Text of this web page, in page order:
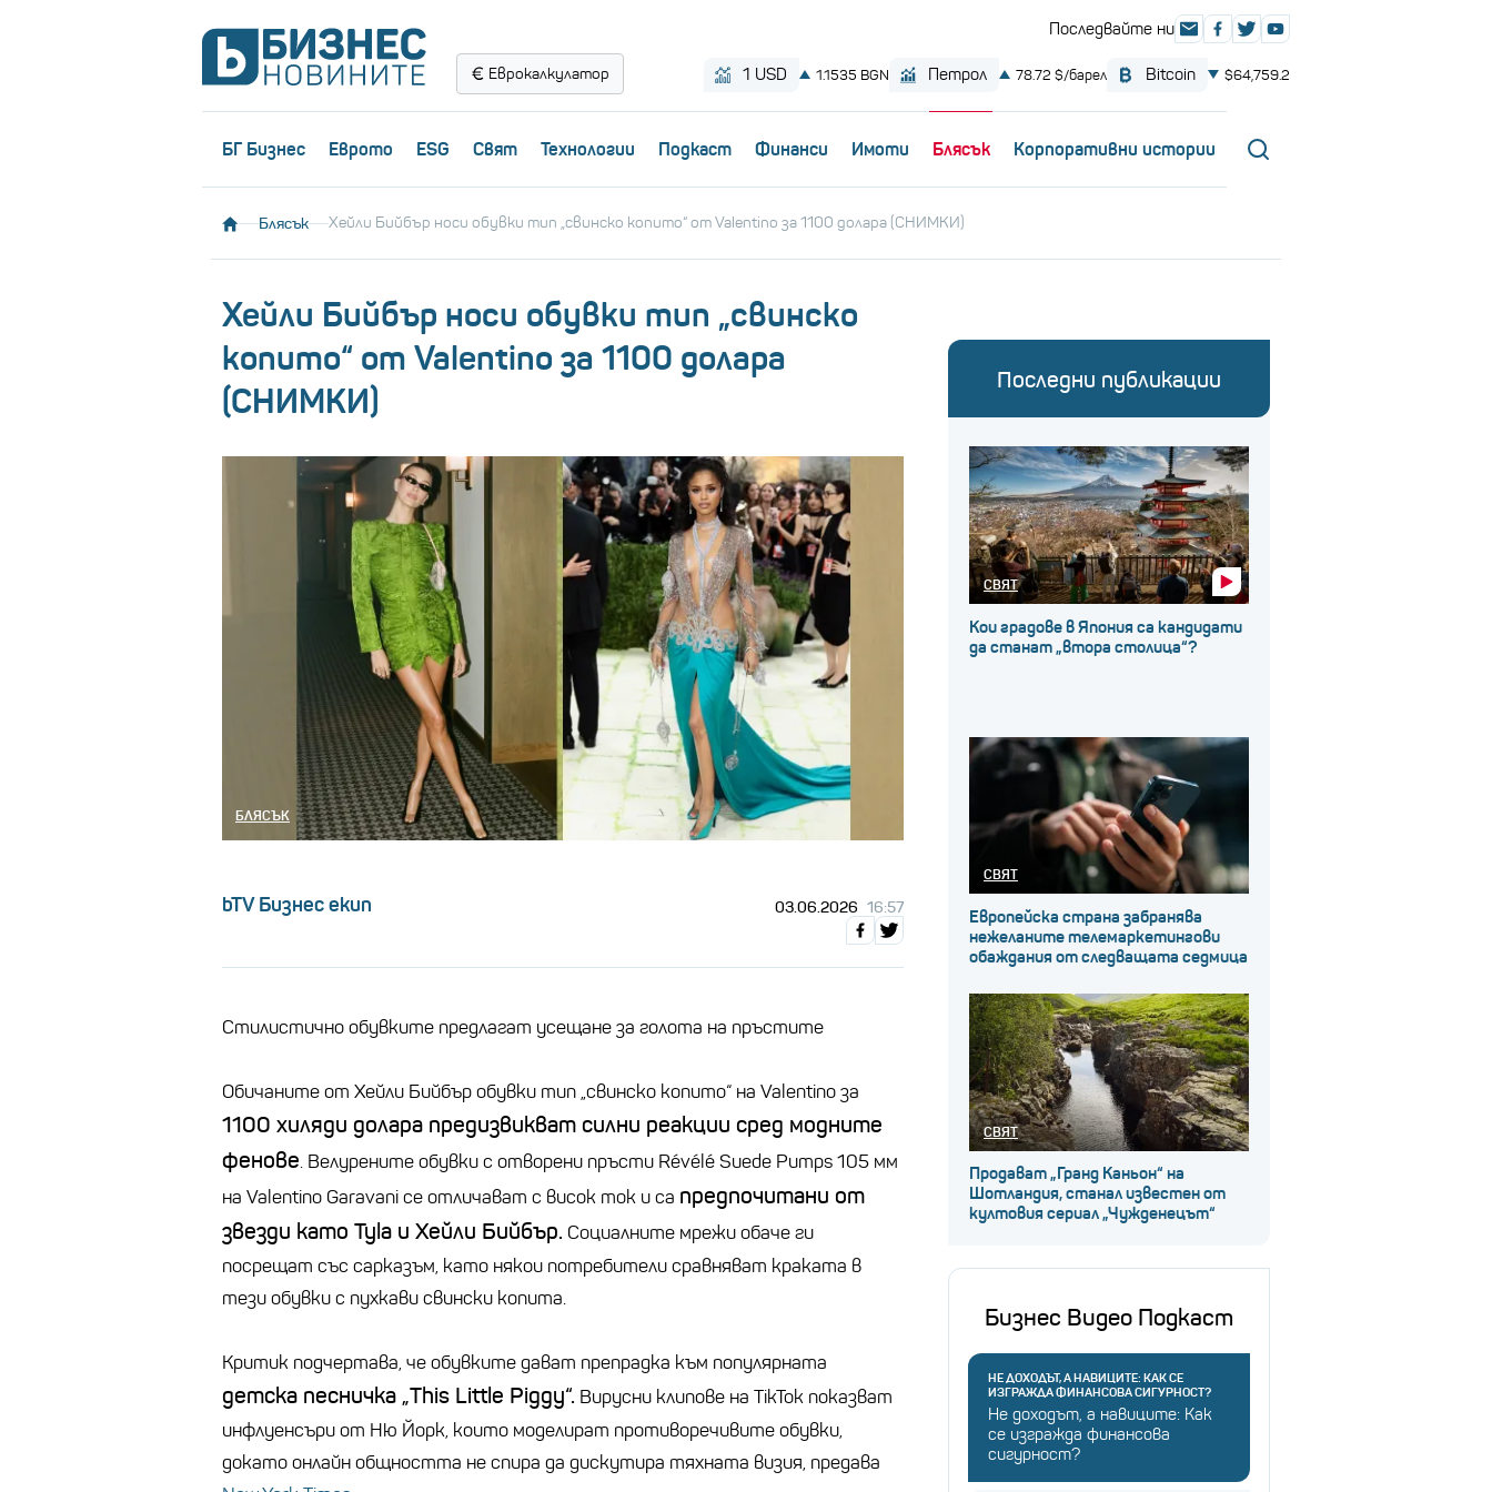
Еврокалкулатор
БГ Бизнес Еврото ESG Свят Технологии Пoдкаст Финанси Имоти Блясък Корпоративни истории
Блясък Хейли Бийбър носи обувки тип „свинско копито“ от Valentino за 1100 долара (СНИМКИ)
Хейли Бийбър носи обувки тип „свинско
копито“ от Valentino за 1100 долара
(СНИМКИ)
БЛЯСЪК
bTV Бизнес екип 03.06.2026 16:57
Стилистично обувките предлагат усещане за голота на пръстите
Обичаните от Хейли Бийбър обувки тип „свинско копито“ на Valentino за
1100 хиляди долара предизвикват силни реакции сред модните
фенове. Велурените обувки с отворени пръсти Révélé Suede Pumps 105 мм
на Valentino Garavani се отличават с висок ток и са предпочитани от
звезди като Tyla и Хейли Бийбър. Социалните мрежи обаче ги
посрещат със сарказъм, като някои потребители сравняват краката в
тези обувки с пухкави свински копита.
Критик подчертава, че обувките дават препрадка към популярната
детска песничка „This Little Piggy“. Вирусни клипове на TikTok показват
инфлуенсъри от Ню Йорк, които моделират противоречивите обувки,
докато онлайн общността не спира да дискутира тяхната визия, предава
Последни публикации
СВЯТ
Кои градове в Япония са кандидати
да станат „втора столица“?
СВЯТ
Европейска страна забранява
нежеланите телемаркетингови
обаждания от следващата седмица
СВЯТ
Продават „Гранд Каньон“ на
Шотландия, станал известен от
култовия сериал „Чужденецът“
Бизнес Видео Подкаст
НЕ ДОХОДЪТ, А НАВИЦИТЕ: КАК СЕ
ИЗГРАЖДА ФИНАНСОВА СИГУРНОСТ?
Не доходът, а навиците: Как
се изгражда финансова
сигурност?